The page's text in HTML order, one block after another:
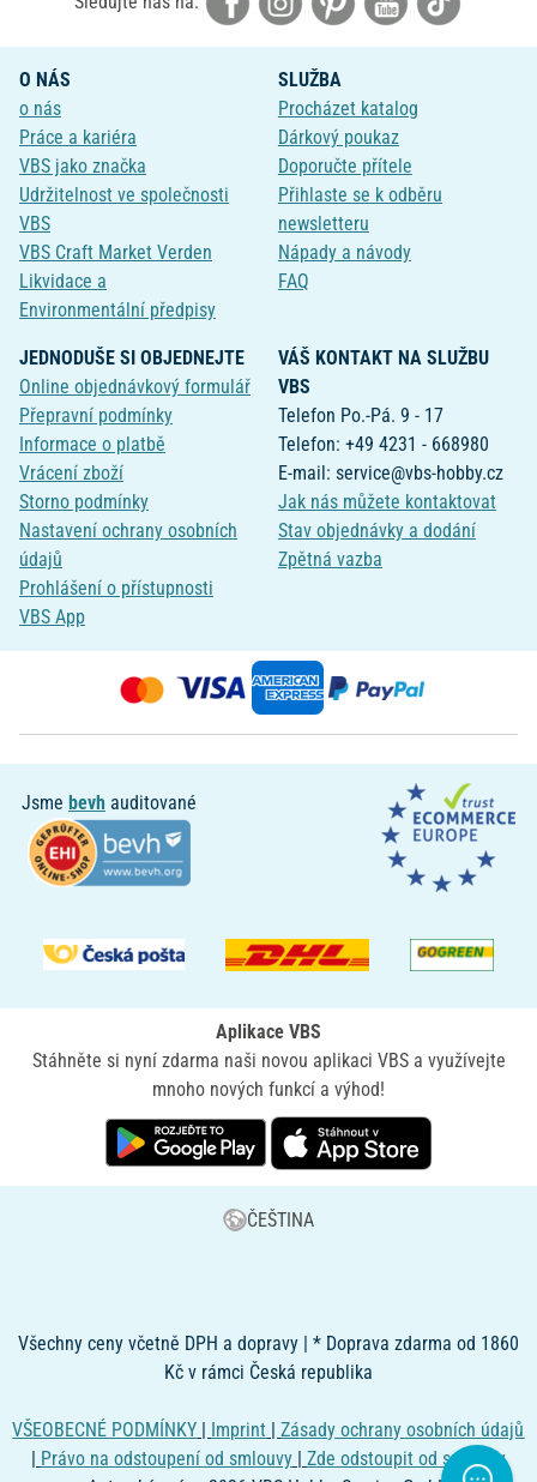
O NÁS
o nás
Práce a kariéra
VBS jako značka
Udržitelnost ve společnosti
VBS
VBS Craft Market Verden
Likvidace a
Environmentální předpisy
SLUŽBA
Procházet katalog
Dárkový poukaz
Doporučte přítele
Přihlaste se k odběru
newsletteru
Nápady a návody
FAQ
JEDNODUŠE SI OBJEDNEJTE
Online objednávkový formulář
Přepravní podmínky
Informace o platbě
Vrácení zboží
Storno podmínky
Nastavení ochrany osobních
údajů
Prohlášení o přístupnosti
VBS App
VÁŠ KONTAKT NA SLUŽBU
VBS
Telefon Po.-Pá. 9 - 17
Telefon: +49 4231 - 668980
E-mail: service@vbs-hobby.cz
Jak nás můžete kontaktovat
Stav objednávky a dodání
Zpětná vazba
Jsme bevh auditované
Aplikace VBS
Stáhněte si nyní zdarma naši novou aplikaci VBS a využívejte
mnoho nových funkcí a výhod!
ČEŠTINA
Všechny ceny včetně DPH a dopravy | * Doprava zdarma od 1860
Kč v rámci Česká republika
VŠEOBECNÉ PODMÍNKY | Imprint |Zásady ochrany osobních údajů
| Právo na odstoupení od smlouvy| Zde odstoupit od smlouvy